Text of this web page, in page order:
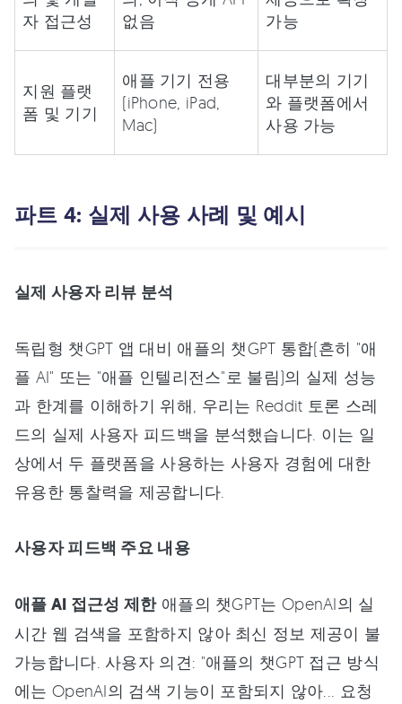
자 접근성
없음
가능
지원 플랫
폼 및 기기
애플 기기 전용
(iPhone, iPad,
Mac)
대부분의 기기
와 플랫폼에서
사용 가능
파트 4: 실제 사용 사례 및 예시
실제 사용자 리뷰 분석
독립형 챗GPT 앱 대비 애플의 챗GPT 통합(흔히 "애
플 AI" 또는 "애플 인텔리전스"로 불림)의 실제 성능
과 한계를 이해하기 위해, 우리는 Reddit 토론 스레
드의 실제 사용자 피드백을 분석했습니다. 이는 일
상에서 두 플랫폼을 사용하는 사용자 경험에 대한
유용한 통찰력을 제공합니다.
사용자 피드백 주요 내용
애플 AI 접근성 제한애플의 챗GPT는 OpenAI의 실
시간 웹 검색을 포함하지 않아 최신 정보 제공이 불
가능합니다. 사용자 의견: "애플의 챗GPT 접근 방식
에는 OpenAI의 검색 기능이 포함되지 않아... 요청